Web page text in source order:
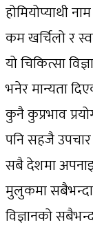
होमियोप्याथी
कम खर्चिलो र
यो चिकित्सा
भनेर मान्यता
कुनै कुप्रभाव
पनि सहजै उपचार
सबै देशमा
मुलुकमा
विज्ञानको